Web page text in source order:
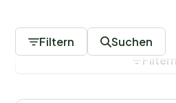
inmitten
Filtern Suchen
Filtern